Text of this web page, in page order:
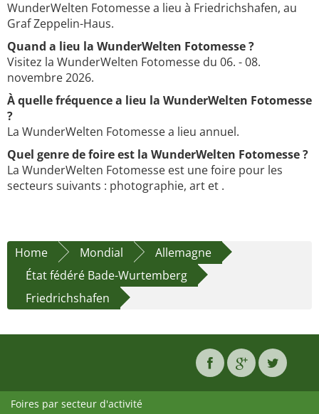
WunderWelten Fotomesse a lieu à Friedrichshafen, au
Graf Zeppelin-Haus.
Quand a lieu la WunderWelten Fotomesse ?
Visitez la WunderWelten Fotomesse du 06. - 08.
novembre 2026.
À quelle fréquence a lieu la WunderWelten Fotomesse
?
La WunderWelten Fotomesse a lieu annuel.
Quel genre de foire est la WunderWelten Fotomesse ?
La WunderWelten Fotomesse est une foire pour les
secteurs suivants : photographie, art et .
Home Mondial
Allemagne
État fédéré Bade-Wurtemberg
Friedrichshafen
Foires par secteur d'activité